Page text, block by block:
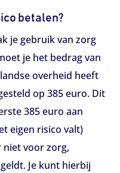
betalen?
je gebruik van zorg
je het bedrag van
overheid heeft
op 385 euro. Dit
385 euro aan
eigen risico valt)
voor zorg,
Je kunt hierbij